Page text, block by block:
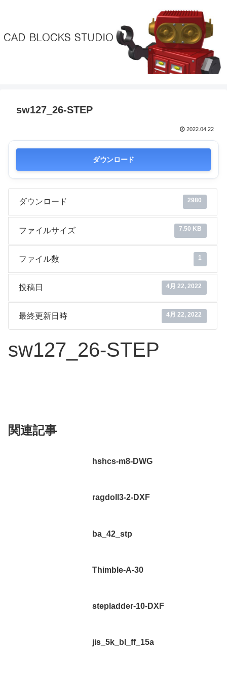
sw127_26-STEP
2022.04.22
ダウンロード
ダウンロード 2980
ファイルサイズ 7.50 KB
ファイル数 1
投稿日 4月 22, 2022
最終更新日時 4月 22, 2022
sw127_26-STEP
関連記事
hshcs-m8-DWG
ragdoll3-2-DXF
ba_42_stp
Thimble-A-30
stepladder-10-DXF
jis_5k_bl_ff_15a